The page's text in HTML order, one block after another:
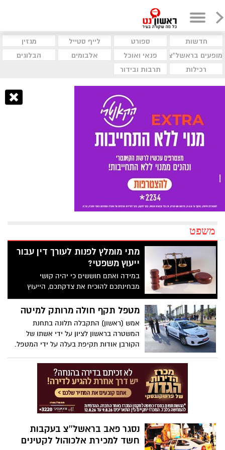
חדשות ספורט לייף סטייל
מגזין
מופעים בראשל"צ
פנאי ואוכל אלבומים
הבלוגים
רכילות
תרבות ובידור
משפט
מתי מומלץ לפנות לעורך דין עבור
ייעוץ משפטי?
במידה ואתם חוששים כי יהיה קושי
מבחינתכם להוכיח את צדקתכם, הייעוץ
המשפטי יהיה חשוב מאוד והוא יוכל לסייע
לכם רבות.
מטפל תקף חולה מרותק למיטה
אמש (ראשון) התקבלה תלונה בתחנת
המשטרה בראשון לציון על ידי אשתו של
הקורבן אודות תקיפת בעלה על ידי המטפל.
וצפתה במצלמות האבטחה בביתה ראתה את
המטפל תוקף את בעלה בן ה-67 המרותק
למיטתו.
נסגר פאב בראשל''צ בעקבות
חשד למכירת אלכוהול לקטינים